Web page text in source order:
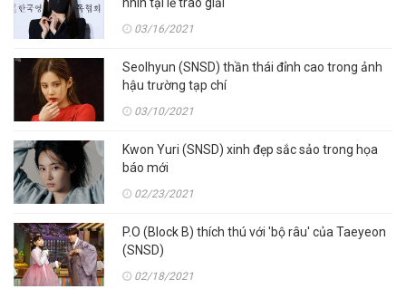
03/16/2021
Seolhyun (SNSD) thần thái đỉnh cao trong ảnh
hậu trường tạp chí
03/10/2021
Kwon Yuri (SNSD) xinh đẹp sắc sảo trong họa
báo mới
02/23/2021
P.O (Block B) thích thú với 'bộ râu' của Taeyeon
(SNSD)
02/18/2021